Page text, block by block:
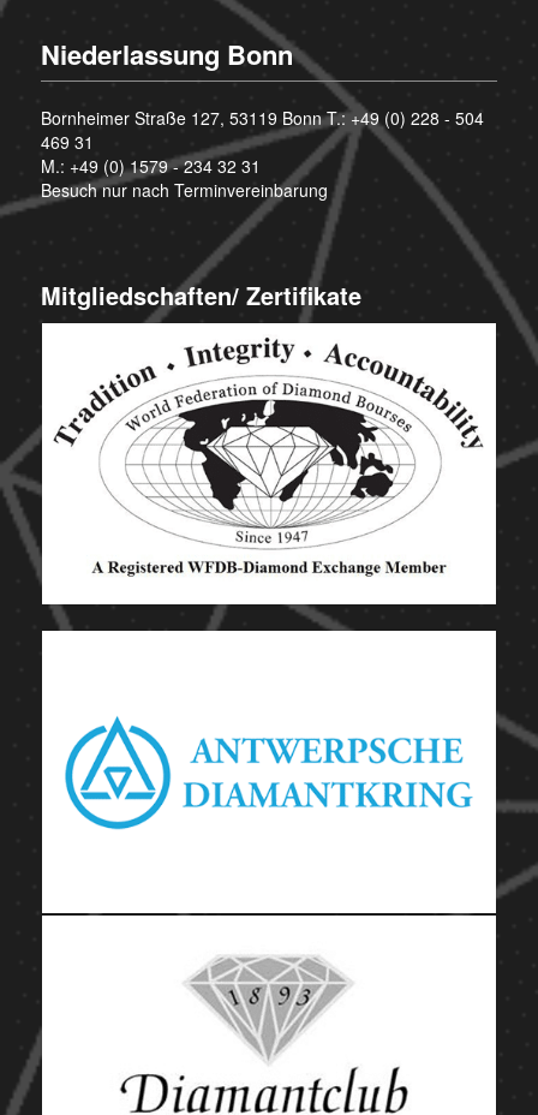
Niederlassung Bonn
Bornheimer Straße 127, 53119 Bonn T.:+49 (0) 228 - 504
469 31
M.: +49 (0) 1579 - 234 32 31
Besuch nur nach Terminvereinbarung
Mitgliedschaften/ Zertifikate